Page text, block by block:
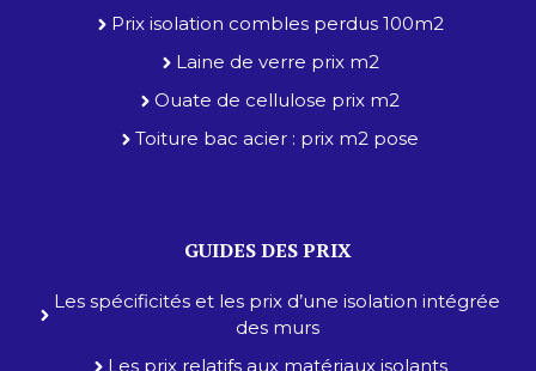
Prix isolation combles perdus 100m2
Laine de verre prix m2
Ouate de cellulose prix m2
Toiture bac acier : prix m2 pose
GUIDES DES PRIX
Les spécificités et les prix d’une isolation intégrée
des murs
Les prix relatifs aux matériaux isolants